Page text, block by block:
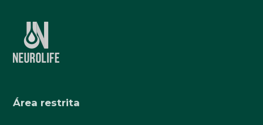
Área restrita